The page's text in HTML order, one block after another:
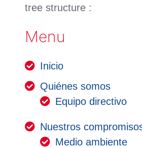
tree structure :
Menu
Inicio
Quiénes somos
Equipo directivo
Nuestros
Medio ambiente